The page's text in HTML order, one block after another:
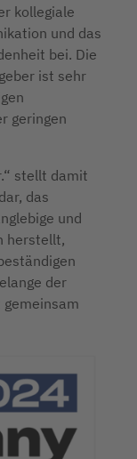
kollegiale
und das
bei. Die
ist sehr
geringen
stellt damit
das
und
herstellt,
der